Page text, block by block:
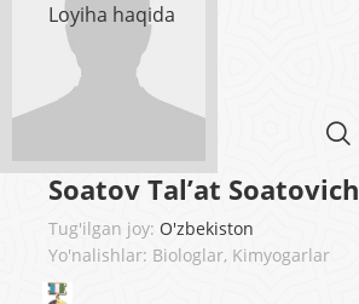
Loyiha haqida
Soatov Tal’at Soatovich
Tug'ilgan joy: O'zbekiston
Yo'nalishlar: Biologlar, Kimyogarlar